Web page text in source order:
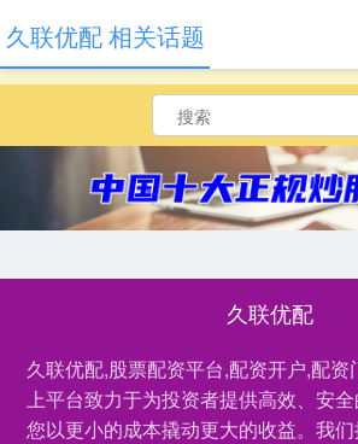
久联优配
久联优配,股票配资平台,配资开户,配
上平台致力于为投资者提供高效、安
您以更小的成本撬动更大的收益。我
久联优配 相关话题